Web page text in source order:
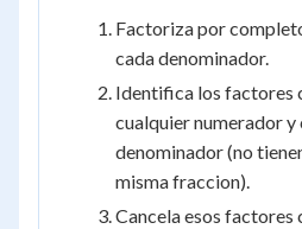
Factoriza por
cada denominador.
Identifica los factores
cualquier numerador y
denominador (no
misma fraccion).
Cancela esos factores